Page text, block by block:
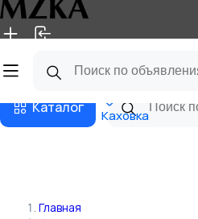
Главная Магазины
Каталог Каховка
Главная